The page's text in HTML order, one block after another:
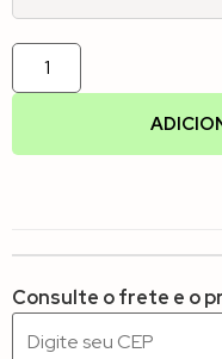
Consulte o frete e o